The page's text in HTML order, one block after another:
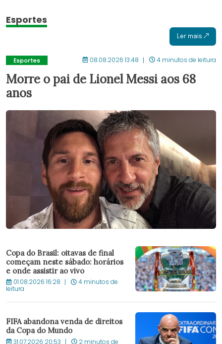
Esportes
Ler mais
Esportes 08.08.2026 13:48 4 minutos de leitura
Morre o pai de Lionel Messi aos 68
anos
Copa do Brasil: oitavas de final
começam neste sábado: horários
e onde assistir ao vivo
01.08.2026 16:28 4 minutos de
leitura
FIFA abandona venda de direitos
da Copa do Mundo
31.07.2026 20:53 2 minutos de